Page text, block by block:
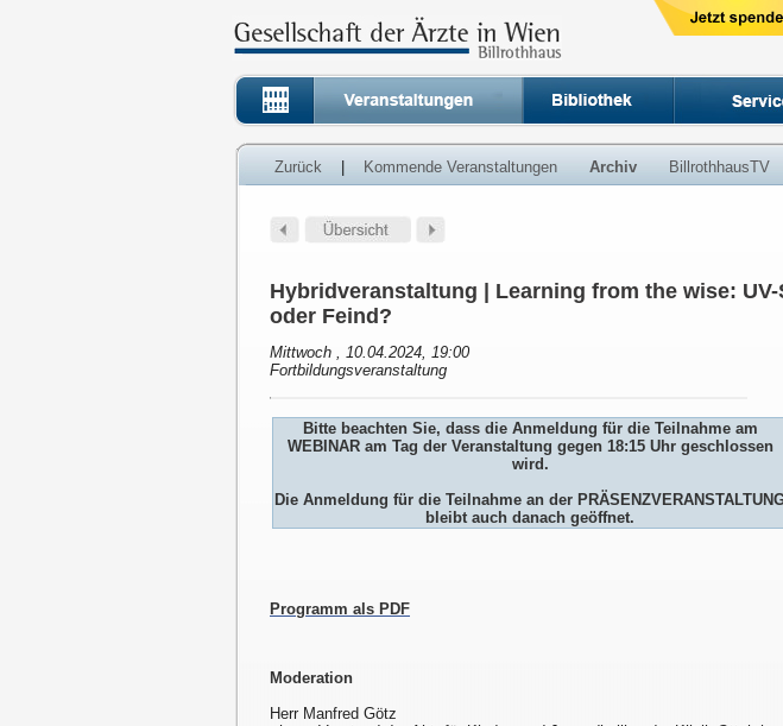
Zurück Kommende Veranstaltungen Archiv BillrothhausTV
Hybridveranstaltung | Learning from the wise:
oder Feind?
Mittwoch , 10.04.2024, 19:00
Fortbildungsveranstaltung
Bitte beachten Sie, dass die Anmeldung für die Teilnahme am
WEBINAR am Tag der Veranstaltung gegen 18:15 Uhr geschlossen
wird.
Die Anmeldung für die Teilnahme an der
bleibt auch danach geöffnet.
Programm als PDF
Moderation
Herr Manfred Götz